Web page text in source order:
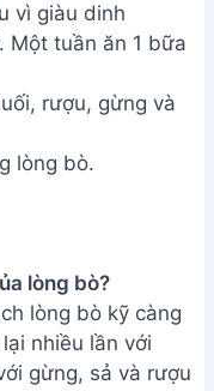
vì giàu dinh
Một tuần ăn 1 bữa
rượu, gừng và
lòng bò.
lòng bò?
lòng bò kỹ càng
nhiều lần với
gừng, sả và rượu